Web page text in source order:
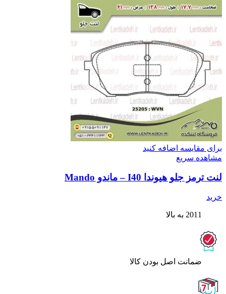
برای مقایسه اضافه کنید
مشاهده سریع
لنت ترمز جلو هیوندا I40 – ماندو Mando
خرید
2011 به بالا
ﺿﻤﺎﻧﺖ اﺻﻞ ﺑﻮدن ﮐﺎﻟﺎ